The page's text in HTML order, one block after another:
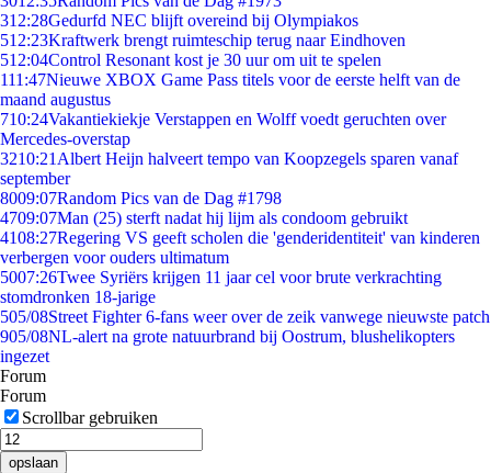
312:28Gedurfd NEC blijft overeind bij Olympiakos
512:23Kraftwerk brengt ruimteschip terug naar Eindhoven
512:04Control Resonant kost je 30 uur om uit te spelen
111:47Nieuwe XBOX Game Pass titels voor de eerste helft van de
maand augustus
710:24Vakantiekiekje Verstappen en Wolff voedt geruchten over
Mercedes-overstap
3210:21 Albert Heijn halveert tempo van Koopzegels sparen vanaf
september
8009:07Random Pics van de Dag #1798
4709:07Man (25) sterft nadat hij lijm als condoom gebruikt
4108:27Regering VS geeft scholen die 'genderidentiteit' van kinderen
verbergen voor ouders ultimatum
5007:26Twee Syriërs krijgen 11 jaar cel voor brute verkrachting
stomdronken 18-jarige
505/08Street Fighter 6-fans weer over de zeik vanwege nieuwste patch
905/08NL-alert na grote natuurbrand bij Oostrum, blushelikopters
ingezet
Forum
Forum
Scrollbar gebruiken
opslaan